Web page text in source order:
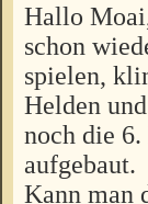
Hallo
schon
spielen,
Helden
noch die
aufgebaut.
Kann man